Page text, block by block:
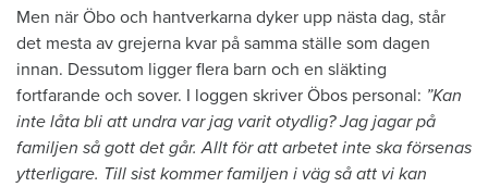
Men när Öbo och hantverkarna dyker upp nästa dag, står
det mesta av grejerna kvar på samma ställe som dagen
innan. Dessutom ligger flera barn och en släkting
fortfarande och sover. I loggen skriver Öbos personal: ”Kan
inte låta bli att undra var jag varit otydlig? Jag jagar på
familjen så gott det går. Allt för att arbetet inte ska försenas
ytterligare. Till sist kommer familjen i väg så att vi kan